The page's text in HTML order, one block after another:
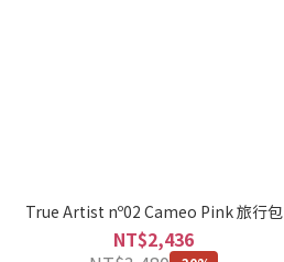
True Artist nº02 Cameo Pink 旅行包
NT$2,436